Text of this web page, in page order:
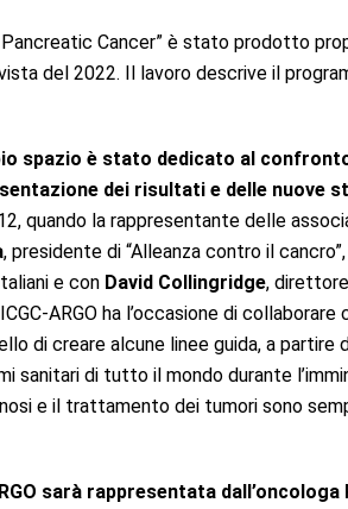
Cancer” è stato prodotto
del 2022. Il lavoro descrive il
spazio è stato dedicato al
dei risultati e delle nuove
quando la rappresentante delle
, presidente di “Alleanza contro il
e con David Collingridge,
ARGO ha l’occasione di
di creare alcune linee guida, a
sanitari di tutto il mondo durante
e il trattamento dei tumori sono
sarà rappresentata dall’oncologa